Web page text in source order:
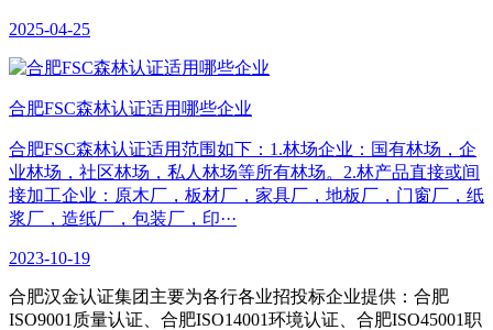
2025-04-25
合肥​FSC森林认证适用哪些企业
合肥FSC森林认证适用范围如下：1.林场企业：国有林场，企
业林场，社区林场，私人林场等所有林场。2.林产品直接或间
接加工企业：原木厂，板材厂，家具厂，地板厂，门窗厂，纸
浆厂，造纸厂，包装厂，印···
2023-10-19
合肥汉金认证集团主要为各行各业招投标企业提供：合肥
ISO9001质量认证、合肥ISO14001环境认证、合肥ISO45001职